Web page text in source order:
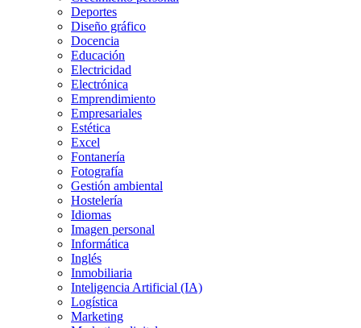
Deportes
Diseño gráfico
Docencia
Educación
Electricidad
Electrónica
Emprendimiento
Empresariales
Estética
Excel
Fontanería
Fotografía
Gestión ambiental
Hostelería
Idiomas
Imagen personal
Informática
Inglés
Inmobiliaria
Inteligencia Artificial (IA)
Logística
Marketing